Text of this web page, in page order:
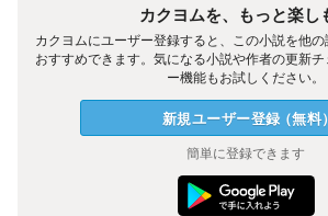
カクヨムを、もっと楽し
カクヨムにユーザー登録すると、この小説を他
おすすめできます。気になる小説や作者の更新
ー機能もお試しください。
新規ユーザー登録（無料）
簡単に登録できます